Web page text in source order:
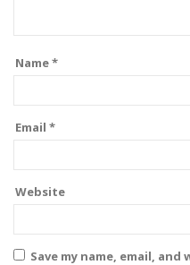
Name*
Email *
Website
Save my name, email,